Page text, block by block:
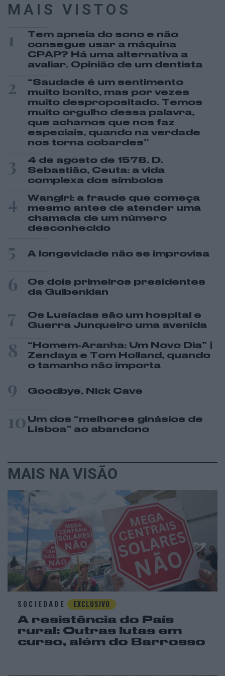
MAIS VISTOS
1
Tem apneia do sono e não
consegue usar a máquina
CPAP? Há uma alternativa a
avaliar. Opinião de um dentista
2
“Saudade é um sentimento
muito bonito, mas por vezes
muito despropositado. Temos
muito orgulho dessa palavra,
que achamos que nos faz
especiais, quando na verdade
nos torna cobardes’’
3
4 de agosto de 1578. D.
Sebastião, Ceuta: a vida
complexa dos símbolos
4
Wangiri: a fraude que começa
mesmo antes de atender uma
chamada de um número
desconhecido
5 A longevidade não se improvisa
6
Os dois primeiros presidentes
da Gulbenkian
7
Os Lusíadas são um hospital e
Guerra Junqueiro uma avenida
8
“Homem-Aranha: Um Novo Dia” |
Zendaya e Tom Holland, quando
o tamanho não importa
9 Goodbye, Nick Cave
10 Um dos “melhores ginásios de
Lisboa” ao abandono
MAIS NA VISÃO
SOCIEDADE EXCLUSIVO
A resistência do País
rural: Outras lutas em
curso, além do Barrosso